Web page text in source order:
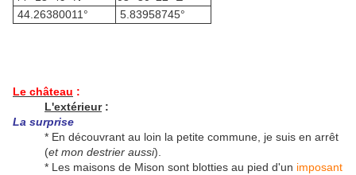
44.26380011°
5.83958745°
Le château :
L'extérieur:
La surprise
* En découvrant au loin la petite commune, je suis en arrêt
(et mon destrier aussi).
* Les maisons de Mison sont blotties au pied d'un imposant